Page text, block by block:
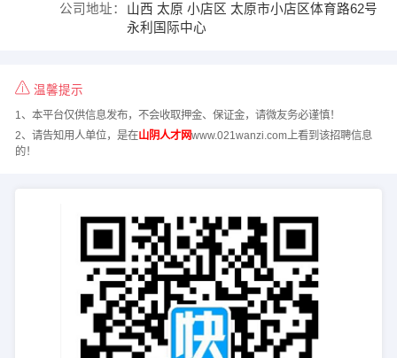
公司地址：
山西 太原 小店区 太原市小店区体育路62号
永利国际中心
温馨提示
1、本平台仅供信息发布，不会收取押金、保证金，请微友务必谨慎！
2、请告知用人单位，是在山阴人才网www.021wanzi.com上看到该招聘信息
的！